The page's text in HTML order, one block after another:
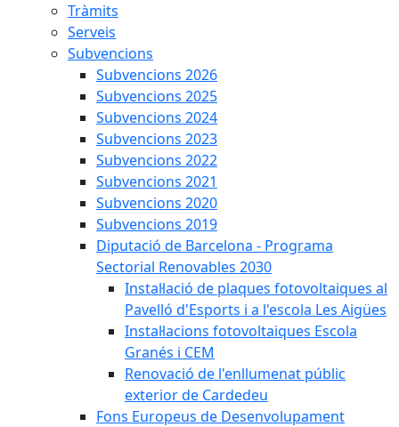
Tràmits
Serveis
Subvencions
Subvencions 2026
Subvencions 2025
Subvencions 2024
Subvencions 2023
Subvencions 2022
Subvencions 2021
Subvencions 2020
Subvencions 2019
Diputació de Barcelona - Programa
Sectorial Renovables 2030
Instal·lació de plaques fotovoltaiques al
Pavelló d'Esports i a l'escola Les Aigües
Instal·lacions fotovoltaiques Escola
Granés i CEM
Renovació de l'enllumenat públic
exterior de Cardedeu
Fons Europeus de Desenvolupament